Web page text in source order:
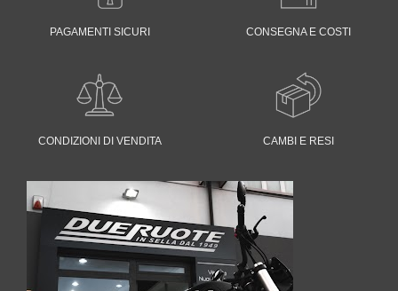
PAGAMENTI SICURI CONSEGNA E COSTI
CONDIZIONI DI VENDITA CAMBI E RESI